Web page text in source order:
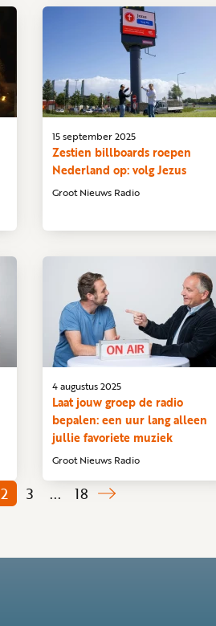
Groot Nieuws Radio
Zestien billboards roepen
Nederland op: volg Jezus
15 september 2025
Groot Nieuws Radio
Laat jouw groep de radio
bepalen: een uur lang alleen
jullie favoriete muziek
4 augustus 2025
2 3 ... 18